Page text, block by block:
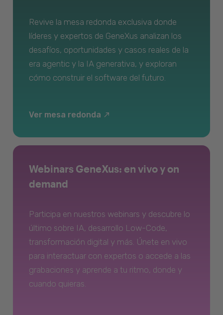
Revive la mesa redonda exclusiva donde
líderes y expertos de GeneXus analizan los
desafíos, oportunidades y casos reales de la
era agentic y la IA generativa, y exploran
cómo construir el software del futuro.
Ver mesa redonda
Webinars GeneXus: en vivo y on
demand
Participa en nuestros webinars y descubre lo
último sobre IA, desarrollo Low-Code,
transformación digital y más. Únete en vivo
para interactuar con expertos o accede a las
grabaciones y aprende a tu ritmo, donde y
cuando quieras.